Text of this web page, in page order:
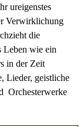
ureigenstes
Verwirklichung
die
Leben wie ein
in der Zeit
Lieder, geistliche
Orchesterwerke